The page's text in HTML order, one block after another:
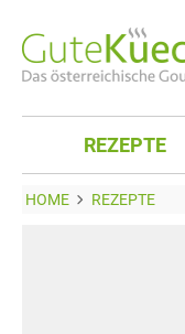
REZEPTE
HOME REZEPTE